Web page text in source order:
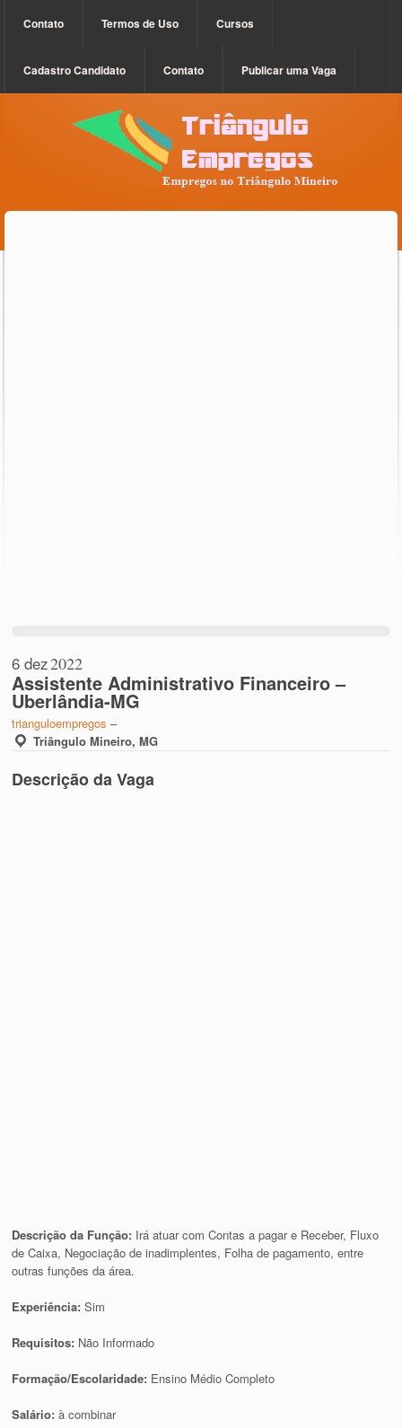
Contato Termos de Uso Cursos
Cadastro Candidato Contato Publicar uma Vaga
6 dez2022
Assistente Administrativo Financeiro –
Uberlândia-MG
trianguloempregos –
Triângulo Mineiro, MG
Descrição da Vaga
Descrição da Função: Irá atuar com Contas a pagar e Receber, Fluxo
de Caixa, Negociação de inadimplentes, Folha de pagamento, entre
outras funções da área.
Experiência:Sim
Requisitos: Não Informado
Formação/Escolaridade: Ensino Médio Completo
Salário:à combinar